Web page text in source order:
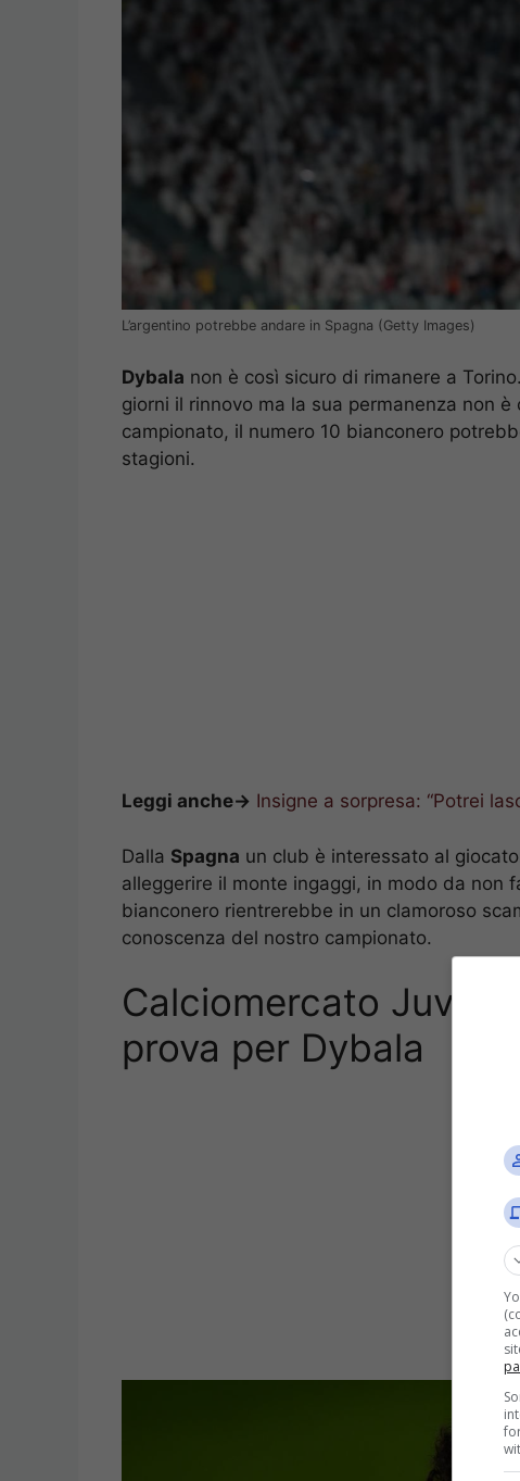
L’argentino potrebbe andare in Spagna (Getty Images)
Dybala non è così sicuro di rimanere a
giorni il rinnovo ma la sua permanenza non
campionato, il numero 10 bianconero
stagioni.
Leggi anche-> Insigne a sorpresa: “Potrei
Dalla Spagna un club è interessato al
alleggerire il monte ingaggi, in modo da non
bianconero rientrerebbe in un clamoroso
conoscenza del nostro campionato.
Calciomercato
prova per Dybala